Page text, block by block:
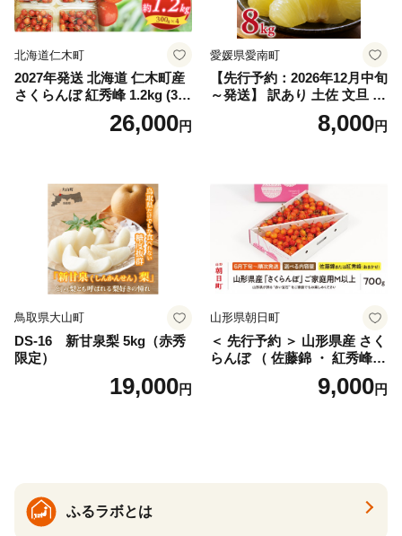
国産 1.2kg 先行｜
北海道仁木町
2027年発送 北海道 仁木町産
さくらんぼ 紅秀峰 1.2kg (300
g×4パック) Lサイズ以上 旬
桜桃 産地直送 サクランボ チ
26,000円
愛媛県愛南町
【先行予約：2026年12月中旬
～発送】 訳あり 土佐 文旦 8k
g (Mサイズ以上サイズミック
ス) 8000円 わけあり ぶんた
産 農家直送 期間限定 特産品
サイズミックス くらもとフ
ァーム 愛南町 愛媛県
8,000円
鳥取県大山町
DS-16 新甘泉梨 5kg（赤秀
限定）
19,000円
山形県朝日町
＜ 先行予約 ＞ 山形県産 さく
らんぼ （ 佐藤錦 ・ 紅秀峰
） ご家庭用 M以上 700g 【20
26年6月下旬から7月上旬発
9,000円
ふるラボとは